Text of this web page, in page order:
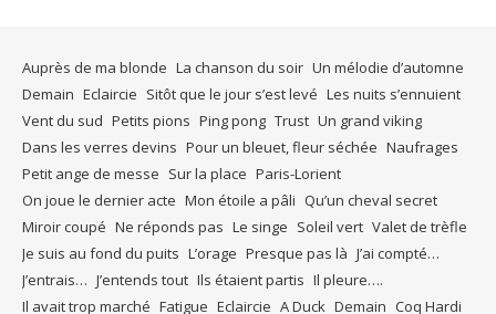
Auprès de ma blonde La chanson du soir Un mélodie d’automne
Demain Eclaircie Sitôt que le jour s’est levé Les nuits s’ennuient
Vent du sud Petits pions Ping pong Trust Un grand viking
Dans les verres devins Pour un bleuet, fleur séchée Naufrages
Petit ange de messe Sur la place Paris-Lorient
On joue le dernier acte Mon étoile a pâli Qu’un cheval secret
Miroir coupé Ne réponds pas Le singe Soleil vert Valet de trèfle
Je suis au fond du puits L’orage Presque pas là J’ai compté…
J’entrais… J’entends tout Ils étaient partis Il pleure….
Il avait trop marché Fatigue Eclaircie A Duck Demain Coq Hardi